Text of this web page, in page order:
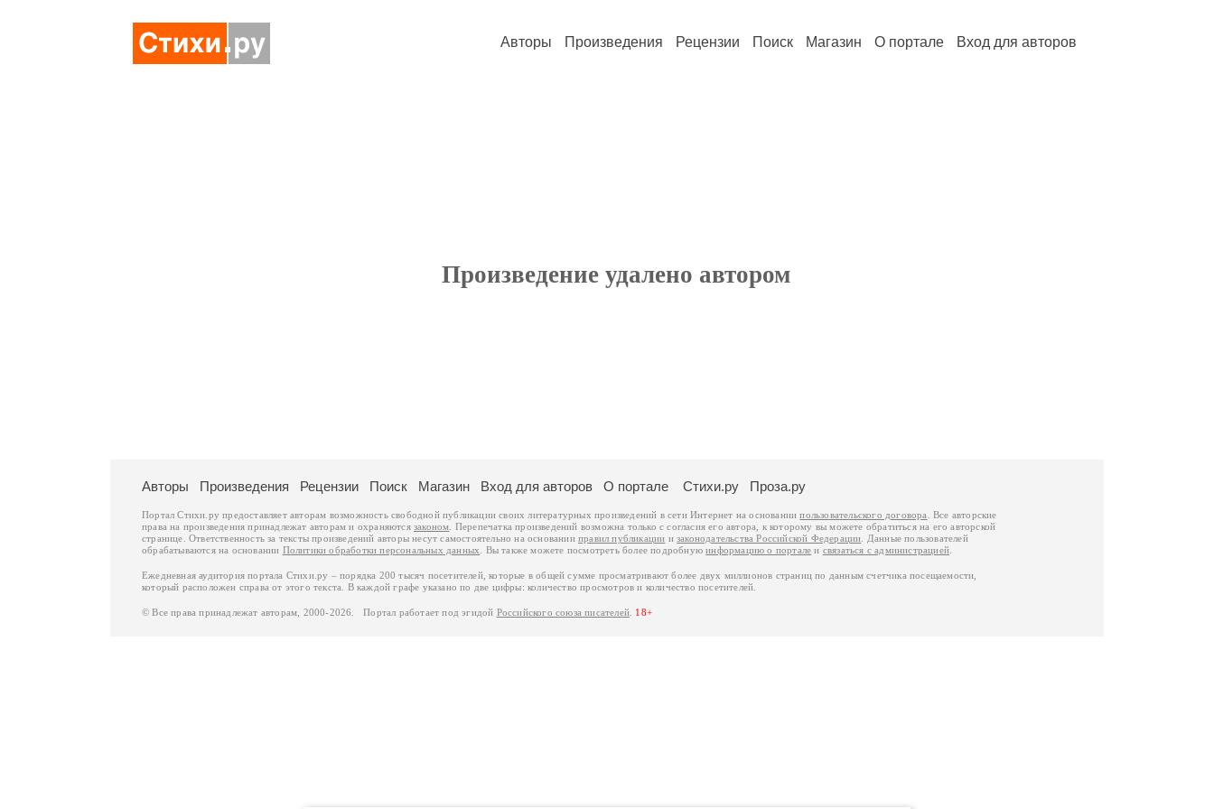
Авторы Произведения Рецензии Поиск Магазин О портале Вход для авторов
Произведение удалено автором
Авторы Произведения Рецензии Поиск Магазин Вход для авторов О портале Стихи.ру Проза.ру
Портал Стихи.ру предоставляет авторам возможность свободной публикации своих литературных произведений в сети Интернет на основаниипользовательского договора
. Все авторские
права на произведения принадлежат авторам и охраняются законом . Перепечатка произведений возможна только с согласия его автора, к которому вы можете обратиться на его авторской
странице. Ответственность за тексты произведений авторы несут самостоятельно на основанииправил публикации изаконодательства Российской Федерации . Данные пользователей
обрабатываются на основании Политики обработки персональных данных . Вы также можете посмотреть более подробнуюинформацию о портале и связаться с администрацией
Ежедневная аудитория портала Стихи.ру – порядка 200 тысяч посетителей, которые в общей сумме просматривают более двух миллионов страниц по данным счетчика посещаемости,
который расположен справа от этого текста. В каждой графе указано по две цифры: количество просмотров и количество посетителей.
© Все права принадлежат авторам, 2000-2026. Портал работает под эгидой Российского союза писателей 18+